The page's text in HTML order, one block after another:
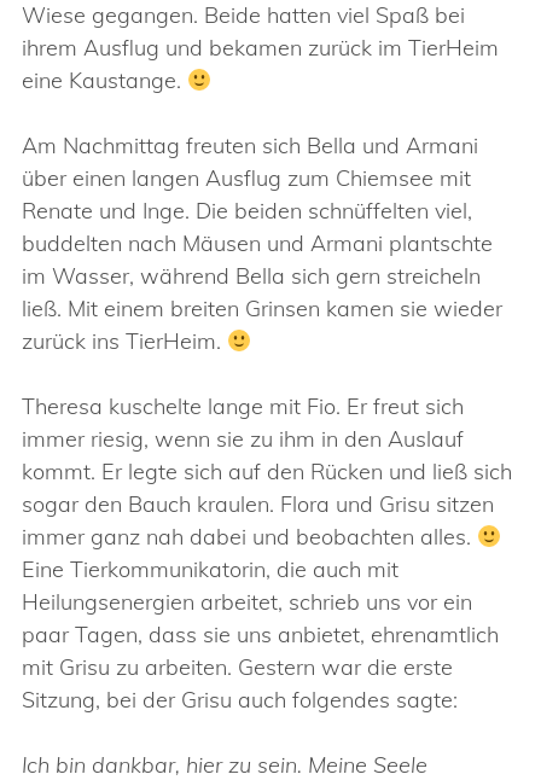
Wiese gegangen. Beide hatten viel Spaß bei
ihrem Ausflug und bekamen zurück im TierHeim
eine Kaustange.
Am Nachmittag freuten sich Bella und Armani
über einen langen Ausflug zum Chiemsee mit
Renate und Inge. Die beiden schnüffelten viel,
buddelten nach Mäusen und Armani plantschte
im Wasser, während Bella sich gern streicheln
ließ. Mit einem breiten Grinsen kamen sie wieder
zurück ins TierHeim.
Theresa kuschelte lange mit Fio. Er freut sich
immer riesig, wenn sie zu ihm in den Auslauf
kommt. Er legte sich auf den Rücken und ließ sich
sogar den Bauch kraulen. Flora und Grisu sitzen
immer ganz nah dabei und beobachten alles.
Eine Tierkommunikatorin, die auch mit
Heilungsenergien arbeitet, schrieb uns vor ein
paar Tagen, dass sie uns anbietet, ehrenamtlich
mit Grisu zu arbeiten. Gestern war die erste
Sitzung, bei der Grisu auch folgendes sagte:
Ich bin dankbar, hier zu sein. Meine Seele